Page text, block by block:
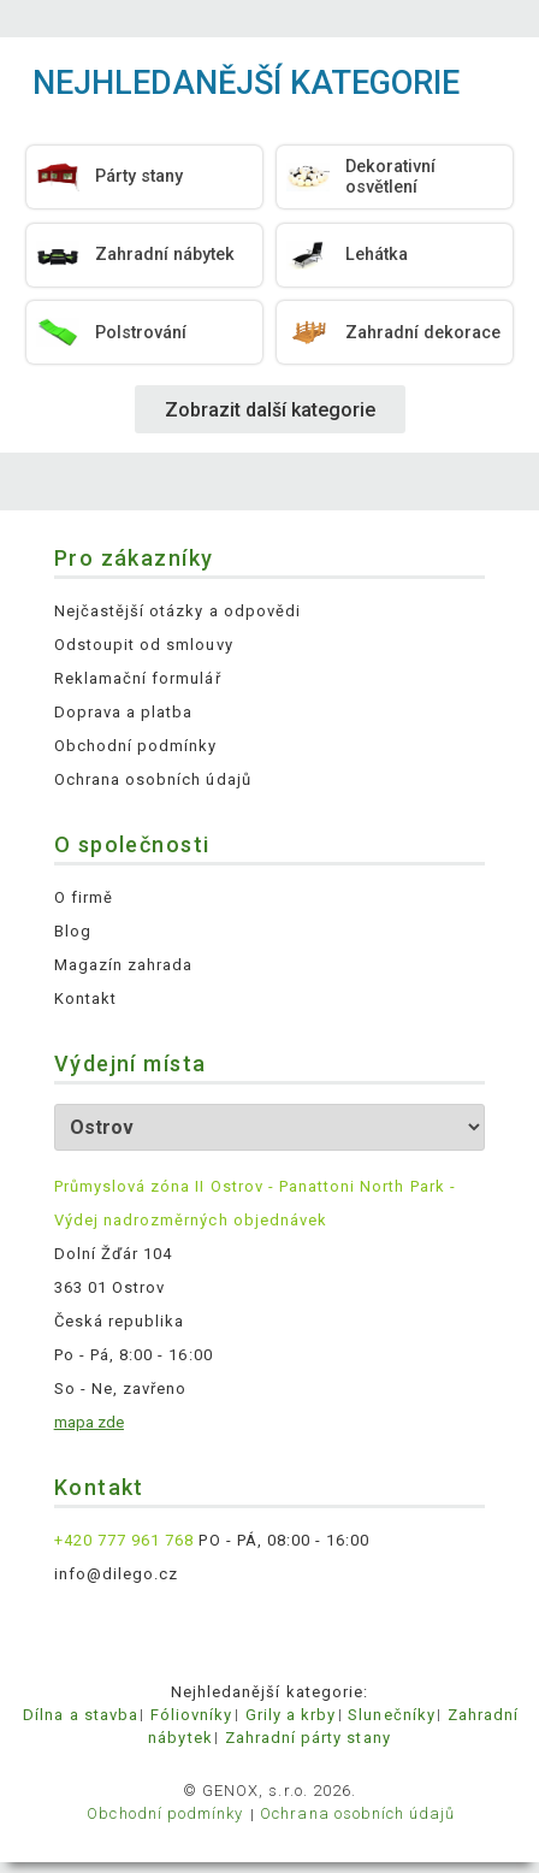
NEJHLEDANĚJŠÍ KATEGORIE
Párty stany
Dekorativní
osvětlení
Zahradní nábytek Lehátka
Polstrování Zahradní dekorace
Zobrazit další kategorie
Pro zákazníky
Nejčastější otázky a odpovědi
Odstoupit od smlouvy
Reklamační formulář
Doprava a platba
Obchodní podmínky
Ochrana osobních údajů
O společnosti
O firmě
Blog
Magazín zahrada
Kontakt
Výdejní místa
Průmyslová zóna II Ostrov - Panattoni North Park -
Výdej nadrozměrných objednávek
Dolní Žďár 104
363 01 Ostrov
Česká republika
Po - Pá, 8:00 - 16:00
So - Ne, zavřeno
mapa zde
Kontakt
+420 777 961 768 PO - PÁ, 08:00 - 16:00
info@dilego.cz
Nejhledanější kategorie:
Dílna a stavba
Fóliovníky Grily a krby Slunečníky
Zahradní
nábytek
Zahradní párty stany
© GENOX, s.r.o. 2026.
Obchodní podmínky
Ochrana osobních údajů